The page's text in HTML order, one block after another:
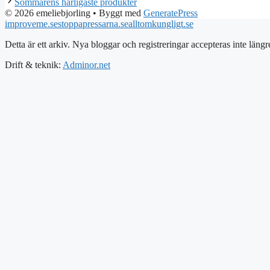
Sommarens härligaste produkter
© 2026 emeliebjorling • Byggt med GeneratePress
improveme.sestoppapressarna.sealltomkungligt.se
Detta är ett arkiv. Nya bloggar och registreringar accepteras inte
Drift & teknik: Adminor.net